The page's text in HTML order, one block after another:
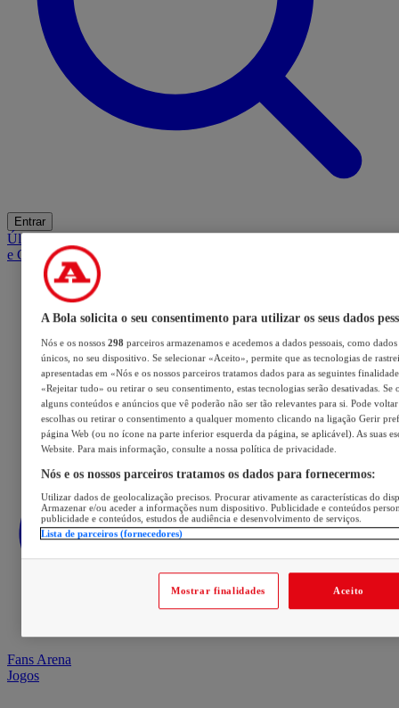
Entrar
ÚltimasMercadoOpiniãoiGaming HubA BOLA SUGEREBarba
e Cabelo
Fans Arena
Jogos
A Bola solicita o seu consentimento para utilizar os seus dados
Nós e os nossos 298 parceiros armazenamos e acedemos a dados pessoais, como
únicos, no seu dispositivo. Se selecionar «Aceito», permite que as tecnologias de
apresentadas em «Nós e os nossos parceiros tratamos dados para as seguintes
«Rejeitar tudo» ou retirar o seu consentimento, estas tecnologias serão desativadas. Se
alguns conteúdos e anúncios que vê poderão não ser tão relevantes para si. Pode voltar
escolhas ou retirar o consentimento a qualquer momento clicando na ligação Gerir
página Web (ou no ícone na parte inferior esquerda da página, se aplicável). As suas
Website. Para mais informação, consulte a nossa política de privacidade.
Nós e os nossos parceiros tratamos os dados para fornecermos:
Utilizar dados de geolocalização precisos. Procurar ativamente as características do
Armazenar e/ou aceder a informações num dispositivo. Publicidade e conteúdos
publicidade e conteúdos, estudos de audiência e desenvolvimento de serviços.
Lista de parceiros (fornecedores)
Mostrar finalidades Aceito